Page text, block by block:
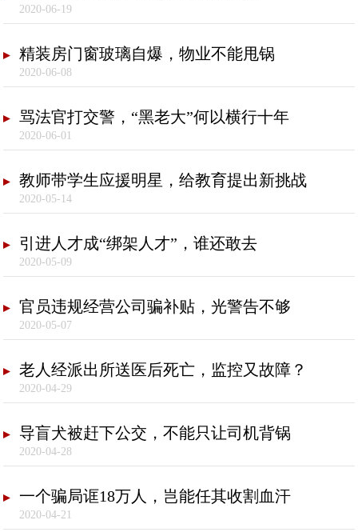
2020-06-19
精装房门窗玻璃自爆，物业不能甩锅
2020-06-08
骂法官打交警，“黑老大”何以横行十年
2020-06-01
教师带学生应援明星，给教育提出新挑战
2020-05-14
引进人才成“绑架人才”，谁还敢去
2020-05-09
官员违规经营公司骗补贴，光警告不够
2020-05-07
老人经派出所送医后死亡，监控又故障？
2020-04-29
导盲犬被赶下公交，不能只让司机背锅
2020-04-28
一个骗局诓18万人，岂能任其收割血汗
2020-04-21